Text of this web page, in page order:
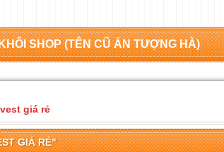
SHOP (TÊN CŨ ẤN TƯỢNG HÀ)
giá rẻ
GIÁ RẺ"